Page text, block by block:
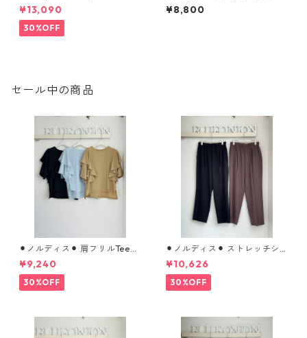
eves shirt MN261T16 munich
025-2601
¥13,090
30%OFF
再々再入荷★ Prezels Bracel
et C42310031
¥8,800
セール中の商品
⚫︎ノルディス⚫︎ 肩フリルTeeブ
ラウス （set up対応） 610- 8
5064 cloche
¥9,240
30%OFF
⚫︎ノルディス⚫︎ ストレッチシ
フォンテーパードパンツ 8026
8310 dignitecollier
¥10,626
30%OFF